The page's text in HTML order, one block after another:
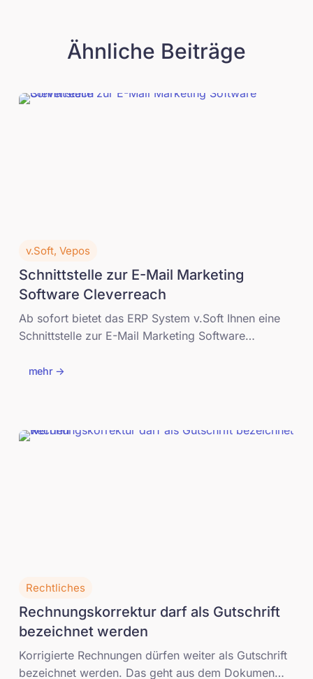
Ähnliche Beiträge
v.Soft, Vepos
Schnittstelle zur E-Mail Marketing
Software Cleverreach
Ab sofort bietet das ERP System v.Soft Ihnen eine
Schnittstelle zur E-Mail Marketing Software
den Bereichen der Kundenselektion und der
Kontaktinformationen in der ERP Lösung und im E-
mehr ->
Rechtliches
Rechnungskorrektur darf als Gutschrift
bezeichnet werden
Korrigierte Rechnungen dürfen weiter als Gutschrift
bezeichnet werden. Das geht aus dem Dokument